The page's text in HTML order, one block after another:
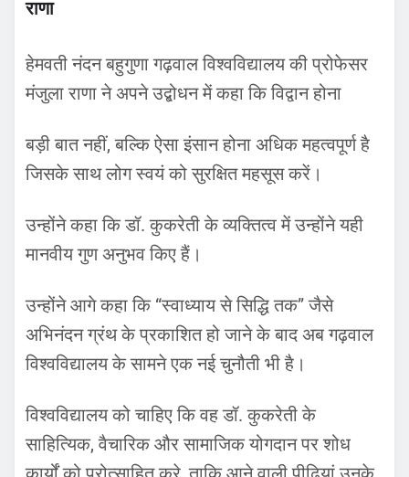
राणा
हेमवती नंदन बहुगुणा गढ़वाल विश्वविद्यालय की प्रोफेसर
मंजुला राणा ने अपने उद्बोधन में कहा कि विद्वान होना
बड़ी बात नहीं, बल्कि ऐसा इंसान होना अधिक महत्वपूर्ण है
जिसके साथ लोग स्वयं को सुरक्षित महसूस करें।
उन्होंने कहा कि डॉ. कुकरेती के व्यक्तित्व में उन्होंने यही
मानवीय गुण अनुभव किए हैं।
उन्होंने आगे कहा कि “स्वाध्याय से सिद्धि तक” जैसे
अभिनंदन ग्रंथ के प्रकाशित हो जाने के बाद अब गढ़वाल
विश्वविद्यालय के सामने एक नई चुनौती भी है।
विश्वविद्यालय को चाहिए कि वह डॉ. कुकरेती के
साहित्यिक, वैचारिक और सामाजिक योगदान पर शोध